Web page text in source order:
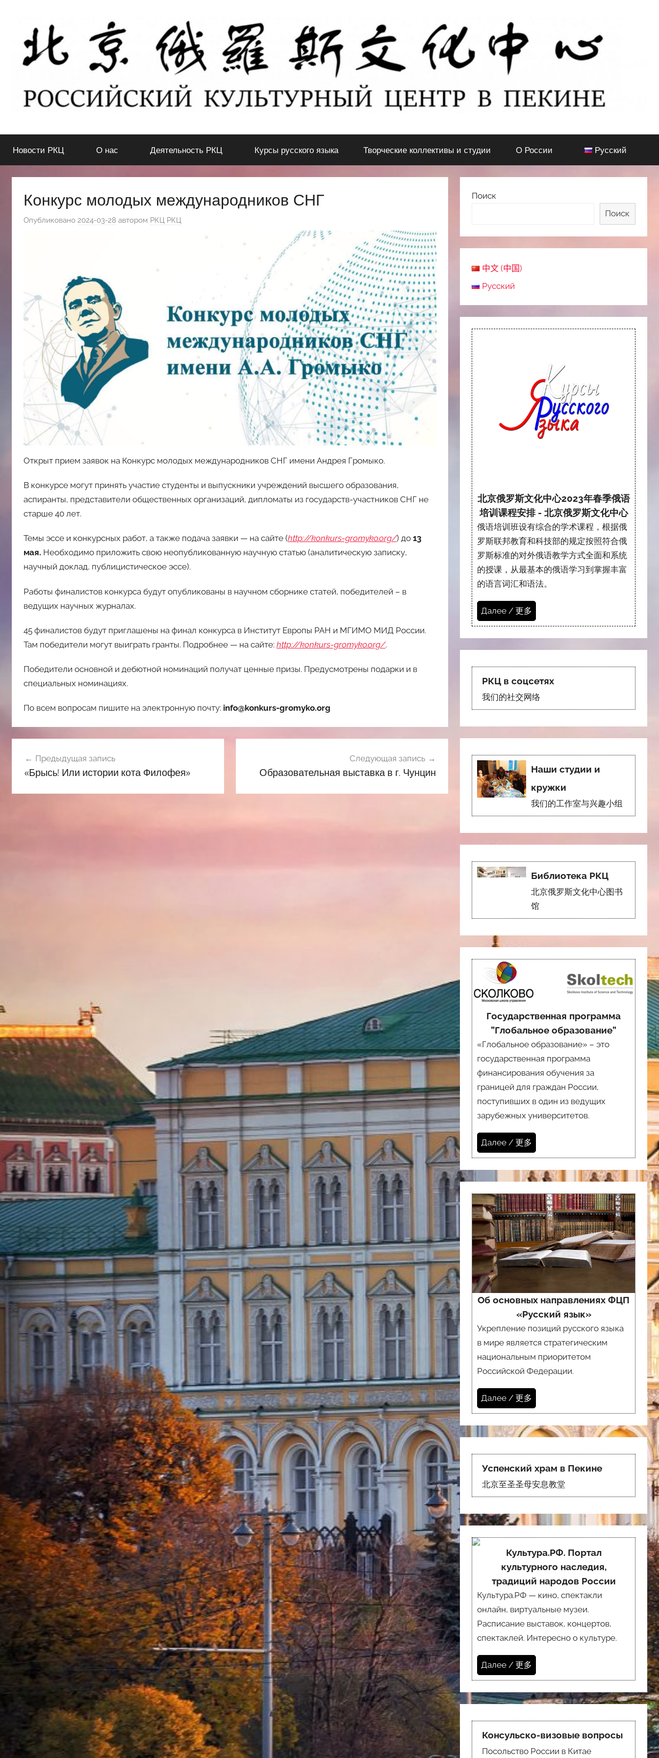
содержимому
北
京
罗
化
中
心
КУЛЬТУРНЫЙ
ЦЕНТР
ПЕКИНЕ
Новости РКЦ О нас Деятельность РКЦ Курсы русского языка Творческие коллективы и студии О России Русский
Конкурс молодых международников СНГ
Опубликовано 2024-03-28 автором РКЦ РКЦ
Открыт прием заявок на Конкурс молодых международников СНГ имени Андрея Громыко.
В конкурсе могут принять участие студенты и выпускники учреждений высшего образования,
аспиранты, представители общественных организаций, дипломаты из государств-участников СНГ не
старше 40 лет.
Темы эссе и конкурсных работ, а также подача заявки — на сайте (http://konkurs-gromyko.org/) до 13
мая. Необходимо приложить свою неопубликованную научную статью (аналитическую записку,
научный доклад, публицистическое эссе).
Работы финалистов конкурса будут опубликованы в научном сборнике статей, победителей – в
ведущих научных журналах.
45 финалистов будут приглашены на финал конкурса в Институт Европы РАН и МГИМО МИД России.
Там победители могут выиграть гранты. Подробнее — на сайте: http://konkurs-gromyko.org/.
Победители основной и дебютной номинаций получат ценные призы. Предусмотрены подарки и в
специальных номинациях.
По всем вопросам пишите на электронную почту: info@konkurs-gromyko.org
по
записям
Предыдущая запись
«Брысь! Или истории кота Филофея»
Следующая запись
Образовательная выставка в г. Чунцин
Поиск
Поиск
中文 (中国)
Русский
北京俄罗斯文化中心2023年春季俄语
培训课程安排 - 北京俄罗斯文化中心
俄语培训班设有综合的学术课程，根据俄
罗斯联邦教育和科技部的规定按照符合俄
罗斯标准的对外俄语教学方式全面和系统
的授课，从最基本的俄语学习到掌握丰富
的语言词汇和语法。
Далее / 更多
РКЦ в соцсетях
我们的社交网络
Наши студии и
кружки
我们的工作室与兴趣小组
Библиотека РКЦ
北京俄罗斯文化中心图书
馆
Государственная программа
”Глобальное образование”
«Глобальное образование» – это
государственная программа
финансирования обучения за
границей для граждан России,
поступивших в один из ведущих
зарубежных университетов.
Далее / 更多
Об основных направлениях ФЦП
«Русский язык»
Укрепление позиций русского языка
в мире является стратегическим
национальным приоритетом
Российской Федерации.
Далее / 更多
Успенский храм в Пекине
北京至圣圣母安息教堂
Культура.РФ. Портал
культурного наследия,
традиций народов России
Культура.РФ — кино, спектакли
онлайн, виртуальные музеи.
Расписание выставок, концертов,
спектаклей. Интересно о культуре.
Далее / 更多
Консульско-визовые вопросы
Посольство России в Китае